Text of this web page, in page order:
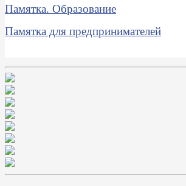
Памятка. Образование
Памятка для предпринимателей